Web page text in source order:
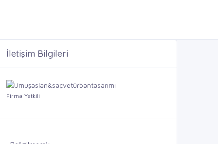
İletişim Bilgileri
Firma Yetkili